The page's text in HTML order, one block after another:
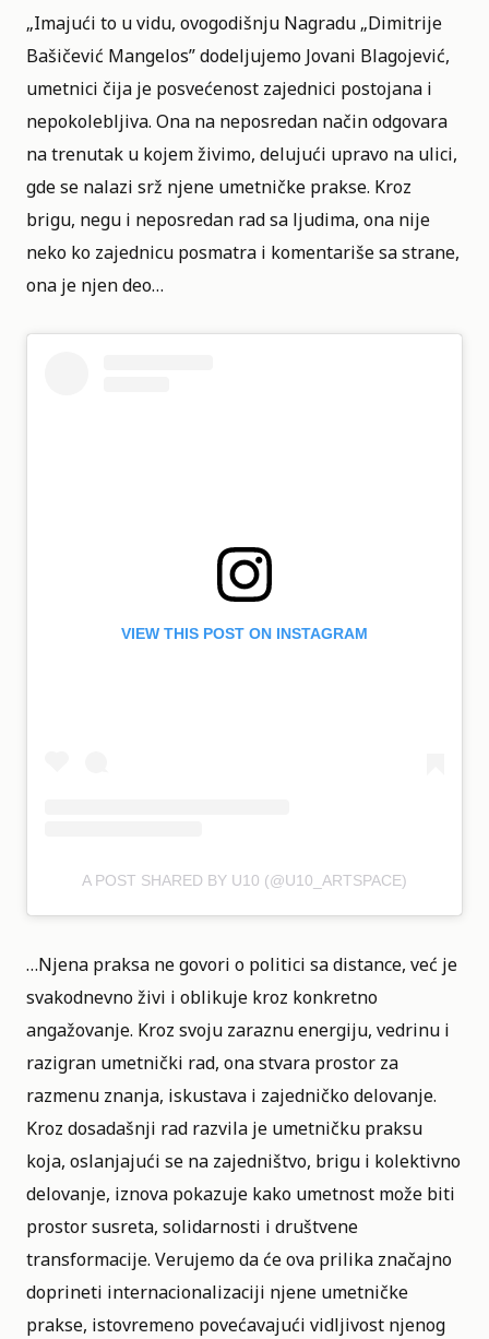
„Imajući to u vidu, ovogodišnju Nagradu „Dimitrije
Bašičević Mangelos” dodeljujemo Jovani Blagojević,
umetnici čija je posvećenost zajednici postojana i
nepokolebljiva. Ona na neposredan način odgovara
na trenutak u kojem živimo, delujući upravo na ulici,
gde se nalazi srž njene umetničke prakse. Kroz
brigu, negu i neposredan rad sa ljudima, ona nije
neko ko zajednicu posmatra i komentariše sa strane,
ona je njen deo…
VIEW THIS POST ON INSTAGRAM
A POST SHARED BY U10 (@U10_ARTSPACE)
…Njena praksa ne govori o politici sa distance, već je
svakodnevno živi i oblikuje kroz konkretno
angažovanje. Kroz svoju zaraznu energiju, vedrinu i
razigran umetnički rad, ona stvara prostor za
razmenu znanja, iskustava i zajedničko delovanje.
Kroz dosadašnji rad razvila je umetničku praksu
koja, oslanjajući se na zajedništvo, brigu i kolektivno
delovanje, iznova pokazuje kako umetnost može biti
prostor susreta, solidarnosti i društvene
transformacije. Verujemo da će ova prilika značajno
doprineti internacionalizaciji njene umetničke
prakse, istovremeno povećavajući vidljivost njenog